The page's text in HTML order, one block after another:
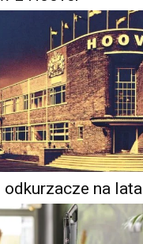
odkurzacze na lata